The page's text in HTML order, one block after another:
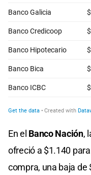
En el Banco Nación,
ofreció a $1.140
compra, una baja